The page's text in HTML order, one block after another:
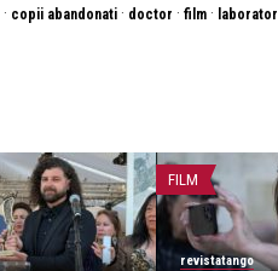
· copii abandonati · doctor · film · laborator
FILM
revistatango